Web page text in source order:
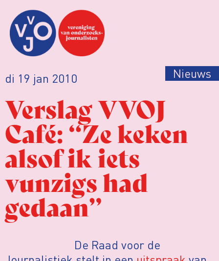
di 19 jan 2010 Nieuws
Verslag VVOJ
Café: “Ze keken
alsof ik iets
vunzigs had
gedaan”
De Raad voor de